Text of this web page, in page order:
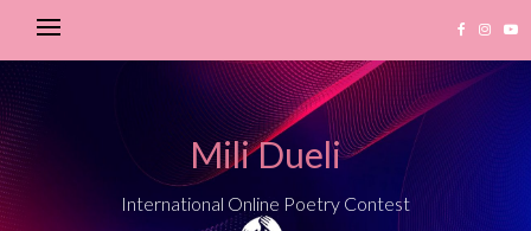
Mili Dueli
International Online Poetry Contest